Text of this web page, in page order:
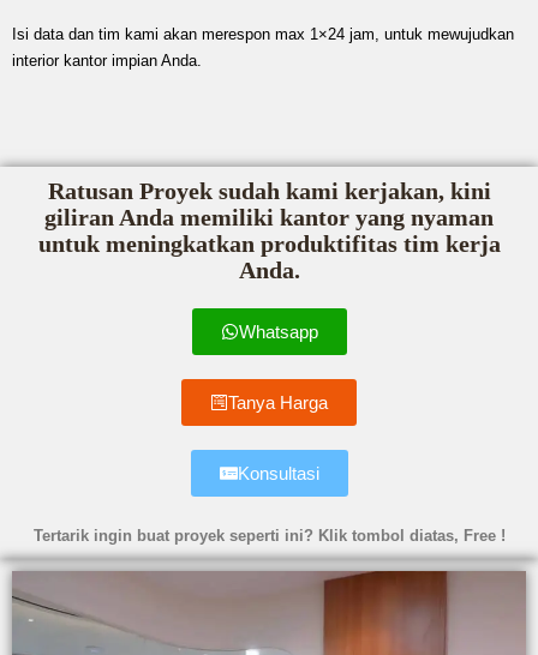
Isi data dan tim kami akan merespon max 1×24 jam, untuk mewujudkan
interior kantor impian Anda.
Ratusan Proyek sudah kami kerjakan, kini
giliran Anda memiliki kantor yang nyaman
untuk meningkatkan produktifitas tim kerja
Anda.
Whatsapp
Tanya Harga
Konsultasi
Tertarik ingin buat proyek seperti ini? Klik tombol diatas, Free !